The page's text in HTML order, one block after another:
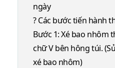
ngày
? Các bước tiến hành
Bước 1: Xé bao nhôm
chữ V bên hông túi.
xé bao nhôm)